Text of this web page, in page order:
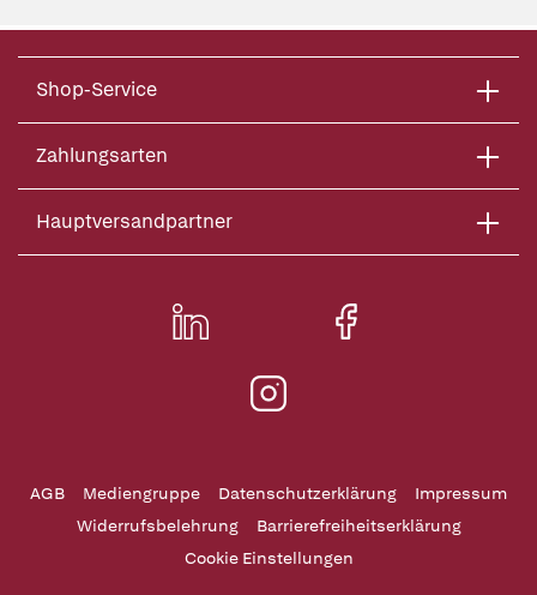
Shop-Service
Zahlungsarten
Hauptversandpartner
AGB Mediengruppe Datenschutzerklärung
Impressum
Widerrufsbelehrung
Barrierefreiheitserklärung
Cookie Einstellungen